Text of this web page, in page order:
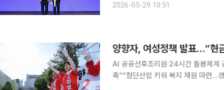
열린 ‘2026년 남녀고용평등 강조기
2026-05-29 10:51
양향자, 여성정책 발표…“현
AI 공공산후조리원·24시간 돌봄체계
축”“첨단산업 키워 복지 재원 마련…경력단절 없는 경